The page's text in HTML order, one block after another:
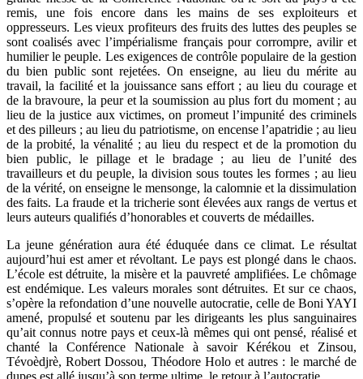
remis, une fois encore dans les mains de ses exploiteurs et
oppresseurs. Les vieux profiteurs des fruits des luttes des peuples se
sont coalisés avec l’impérialisme français pour corrompre, avilir et
humilier le peuple. Les exigences de contrôle populaire de la gestion
du bien public sont rejetées. On enseigne, au lieu du mérite au
travail, la facilité et la jouissance sans effort ; au lieu du courage et
de la bravoure, la peur et la soumission au plus fort du moment ; au
lieu de la justice aux victimes, on promeut l’impunité des criminels
et des pilleurs ; au lieu du patriotisme, on encense l’apatridie ; au lieu
de la probité, la vénalité ; au lieu du respect et de la promotion du
bien public, le pillage et le bradage ; au lieu de l’unité des
travailleurs et du peuple, la division sous toutes les formes ; au lieu
de la vérité, on enseigne le mensonge, la calomnie et la dissimulation
des faits. La fraude et la tricherie sont élevées aux rangs de vertus et
leurs auteurs qualifiés d’honorables et couverts de médailles.
La jeune génération aura été éduquée dans ce climat. Le résultat
aujourd’hui est amer et révoltant. Le pays est plongé dans le chaos.
L’école est détruite, la misère et la pauvreté amplifiées. Le chômage
est endémique. Les valeurs morales sont détruites. Et sur ce chaos,
s’opère la refondation d’une nouvelle autocratie, celle de Boni YAYI
amené, propulsé et soutenu par les dirigeants les plus sanguinaires
qu’ait connus notre pays et ceux-là mêmes qui ont pensé, réalisé et
chanté la Conférence Nationale à savoir Kérékou et Zinsou,
Tévoèdjrè, Robert Dossou, Théodore Holo et autres : le marché de